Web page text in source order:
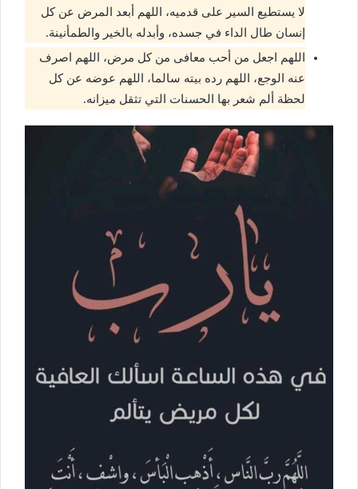
لا يستطيع السير على قدميه، اللهم أبعد المرض عن كل
إنسان طال الداء في جسده، وأبدله بالخير والطمأنينة.
اللهم اجعل من أحب معافى من كل مرض، اللهم اصرف
عنه الوجع، اللهم رده بيته سالما، اللهم عوضه عن كل
لحظة ألم شعر بها الحسنات التي تثقل ميزانه.